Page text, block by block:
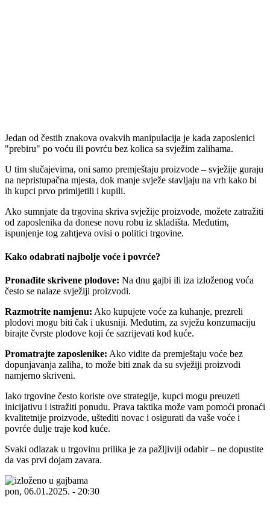
Jedan od čestih znakova ovakvih manipulacija je kada zaposlenici
"prebiru" po voću ili povrću bez kolica sa svježim zalihama.
U tim slučajevima, oni samo premještaju proizvode – svježije guraju
na nepristupačna mjesta, dok manje svježe stavljaju na vrh kako bi
ih kupci prvo primijetili i kupili.
Ako sumnjate da trgovina skriva svježije proizvode, možete zatražiti
od zaposlenika da donese novu robu iz skladišta. Međutim,
ispunjenje tog zahtjeva ovisi o politici trgovine.
Kako odabrati najbolje voće i povrće?
Pronađite skrivene plodove: Na dnu gajbi ili iza izloženog voća
često se nalaze svježiji proizvodi.
Razmotrite namjenu: Ako kupujete voće za kuhanje, prezreli
plodovi mogu biti čak i ukusniji. Međutim, za svježu konzumaciju
birajte čvrste plodove koji će sazrijevati kod kuće.
Promatrajte zaposlenike: Ako vidite da premještaju voće bez
dopunjavanja zaliha, to može biti znak da su svježiji proizvodi
namjerno skriveni.
Iako trgovine često koriste ove strategije, kupci mogu preuzeti
inicijativu i istražiti ponudu. Prava taktika može vam pomoći pronaći
kvalitetnije proizvode, uštediti novac i osigurati da vaše voće i
povrće dulje traje kod kuće.
Svaki odlazak u trgovinu prilika je za pažljiviji odabir – ne dopustite
da vas prvi dojam zavara.
pon, 06.01.2025. - 20:30